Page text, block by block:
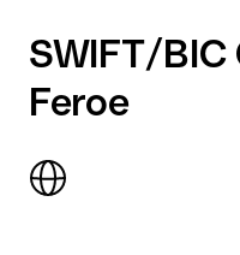
SWIFT/BIC
Feroe